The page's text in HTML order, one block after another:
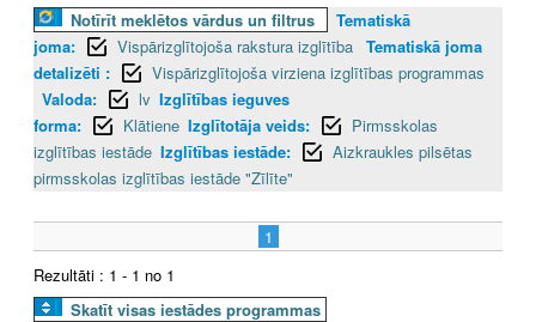
Notīrīt meklētos vārdus un filtrus
Tematiskā
joma:
Vispārizglītojoša rakstura izglītība Tematiskā joma
detalizēti :
Vispārizglītojoša virziena izglītības programmas
Valoda:
lv Izglītības ieguves
forma:
Klātiene Izglītotāja veids:
Pirmsskolas
izglītības iestāde Izglītības iestāde:
Aizkraukles pilsētas
pirmsskolas izglītības iestāde "Zīlīte"
1
Rezultāti : 1 - 1 no 1
Skatīt visas iestādes programmas